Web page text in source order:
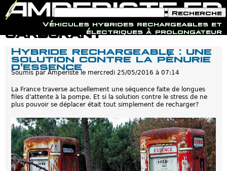
Jump to navigation
Véhicules hybrides rechargeables et
électriques à prolongateur
o
r
m
l
a
i
r
d
e
r
c
h
e
r
c
h
e
e
c
h
r
c
h
e
carburant
Hybride rechargeable : une
solution contre la pénurie
d'essence
Soumis parAmperistele mercredi 25/05/2016 à 07:14
La France traverse actuellement une séquence faite de longues
files d'attente à la pompe. Et si la solution contre le stress de ne
plus pouvoir se déplacer était tout simplement de recharger?